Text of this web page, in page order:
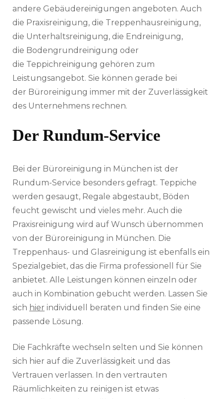
andere Gebäudereinigungen angeboten. Auch
die Praxisreinigung, die Treppenhausreinigung,
die Unterhaltsreinigung, die Endreinigung,
die Bodengrundreinigung oder
die Teppichreinigung gehören zum
Leistungsangebot. Sie können gerade bei
der Büroreinigung immer mit der Zuverlässigkeit
des Unternehmens rechnen.
Der Rundum-Service
Bei der Büroreinigung in München ist der
Rundum-Service besonders gefragt. Teppiche
werden gesaugt, Regale abgestaubt, Böden
feucht gewischt und vieles mehr. Auch die
Praxisreinigung wird auf Wunsch übernommen
von der Büroreinigung in München. Die
Treppenhaus- und Glasreinigung ist ebenfalls ein
Spezialgebiet, das die Firma professionell für Sie
anbietet. Alle Leistungen können einzeln oder
auch in Kombination gebucht werden. Lassen Sie
sich hier individuell beraten und finden Sie eine
passende Lösung.
Die Fachkräfte wechseln selten und Sie können
sich hier auf die Zuverlässigkeit und das
Vertrauen verlassen. In den vertrauten
Räumlichkeiten zu reinigen ist etwas